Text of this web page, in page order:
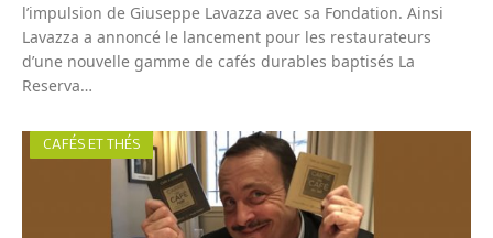
l’impulsion de Giuseppe Lavazza avec sa Fondation. Ainsi
Lavazza a annoncé le lancement pour les restaurateurs
d’une nouvelle gamme de cafés durables baptisés La
Reserva…
CAFÉS ET THÉS